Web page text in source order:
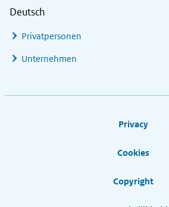
Deutsch
Privatpersonen
Unternehmen
Privacy
Cookies
Copyright